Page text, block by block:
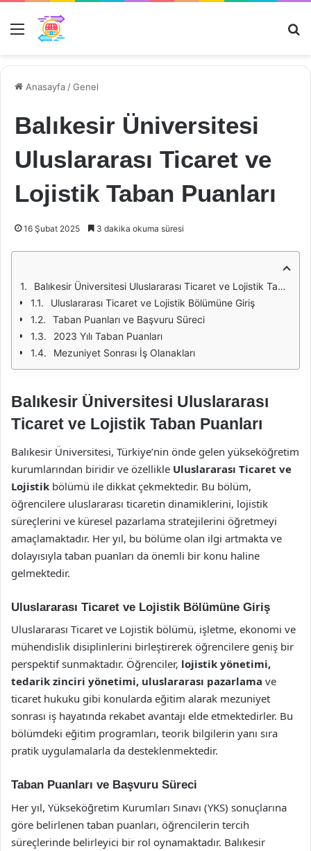
Menü
Anasayfa /Genel
Balıkesir Üniversitesi
Uluslararası Ticaret ve
Lojistik Taban Puanları
16 Şubat 2025 3 dakika okuma süresi
Balıkesir Üniversitesi Uluslararası Ticaret ve Lojistik Taban Puanları
Uluslararası Ticaret ve Lojistik Bölümüne Giriş
Taban Puanları ve Başvuru Süreci
2023 Yılı Taban Puanları
Mezuniyet Sonrası İş Olanakları
Balıkesir Üniversitesi Uluslararası
Ticaret ve Lojistik Taban Puanları
Balıkesir Üniversitesi, Türkiye’nin önde gelen yükseköğretim
kurumlarından biridir ve özellikle Uluslararası Ticaret ve
Lojistik bölümü ile dikkat çekmektedir. Bu bölüm,
öğrencilere uluslararası ticaretin dinamiklerini, lojistik
süreçlerini ve küresel pazarlama stratejilerini öğretmeyi
amaçlamaktadır. Her yıl, bu bölüme olan ilgi artmakta ve
dolayısıyla taban puanları da önemli bir konu haline
gelmektedir.
Uluslararası Ticaret ve Lojistik Bölümüne Giriş
Uluslararası Ticaret ve Lojistik bölümü, işletme, ekonomi ve
mühendislik disiplinlerini birleştirerek öğrencilere geniş bir
perspektif sunmaktadır. Öğrenciler, lojistik yönetimi,
tedarik zinciri yönetimi, uluslararası pazarlama ve
ticaret hukuku gibi konularda eğitim alarak mezuniyet
sonrası iş hayatında rekabet avantajı elde etmektedirler. Bu
bölümdeki eğitim programları, teorik bilgilerin yanı sıra
pratik uygulamalarla da desteklenmektedir.
Taban Puanları ve Başvuru Süreci
Her yıl, Yükseköğretim Kurumları Sınavı (YKS) sonuçlarına
göre belirlenen taban puanları, öğrencilerin tercih
süreçlerinde belirleyici bir rol oynamaktadır. Balıkesir